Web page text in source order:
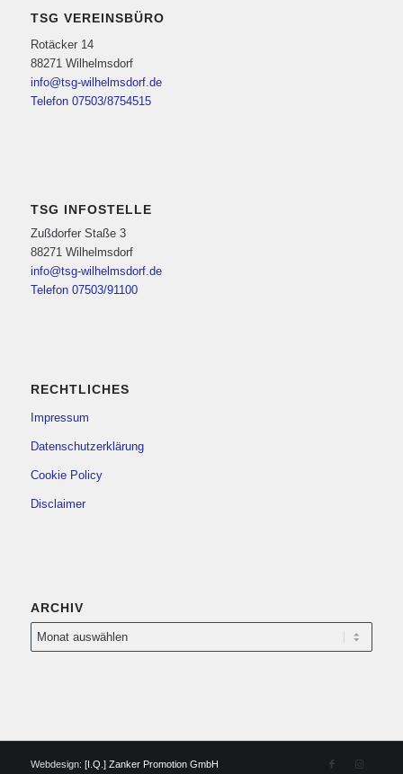
TSG VEREINSBÜRO
Rotäcker 14
88271 Wilhelmsdorf
info@tsg-wilhelmsdorf.de
Telefon 07503/8754515
TSG INFOSTELLE
Zußdorfer Staße 3
88271 Wilhelmsdorf
info@tsg-wilhelmsdorf.de
Telefon 07503/91100
RECHTLICHES
Impressum
Datenschutzerklärung
Cookie Policy
Disclaimer
ARCHIV
Webdesign: [I.Q.] Zanker Promotion GmbH